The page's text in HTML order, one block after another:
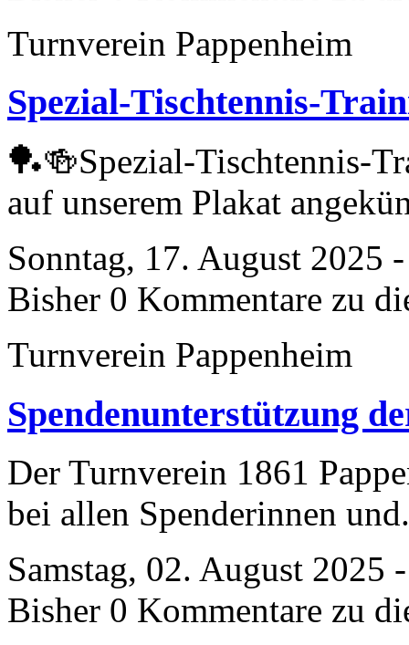
Turnverein Pappenheim
Spezial-Tischtennis-
🏓🍻Spezial-Tischtennis-
auf unserem Plakat
Sonntag, 17. August 2025
Bisher 0 Kommentare zu
Turnverein Pappenheim
Spendenunterstützung
Der Turnverein 1861
bei allen Spenderinnen
Samstag, 02. August 2025
Bisher 0 Kommentare zu